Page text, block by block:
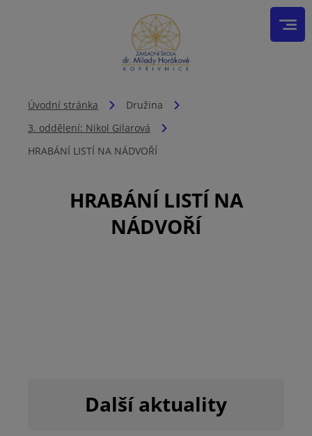
Úvodní stránka
Družina
3. oddělení: Nikol Gilarová
HRABÁNÍ LISTÍ NA NÁDVOŘÍ
HRABÁNÍ LISTÍ NA
NÁDVOŘÍ
Další aktuality